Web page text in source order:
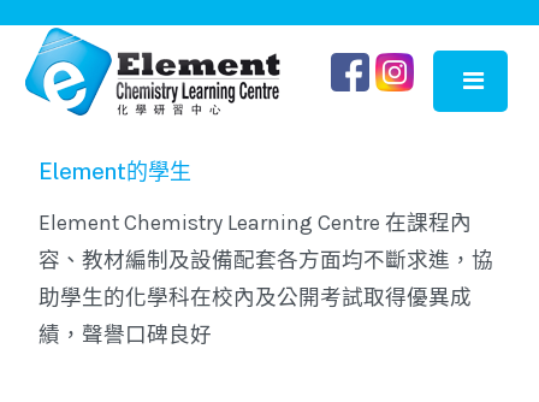
Element的學生
Element Chemistry Learning Centre 在課程內
容、教材編制及設備配套各方面均不斷求進，協
助學生的化學科在校內及公開考試取得優異成
績，聲譽口碑良好